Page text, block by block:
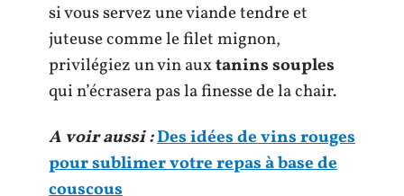
si vous servez une viande tendre et
juteuse comme le filet mignon,
privilégiez un vin auxtanins souples
qui n’écrasera pas la finesse de la chair.
A voir aussi :Des idées de vins rouges
pour sublimer votre repas à base de
couscous